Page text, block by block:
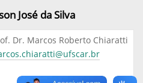
José da Silva
Dr. Marcos Roberto Chiaratti